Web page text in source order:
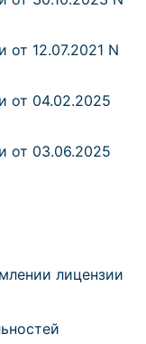
12.07.2021 N
от 04.02.2025
от 03.06.2025
лицензии